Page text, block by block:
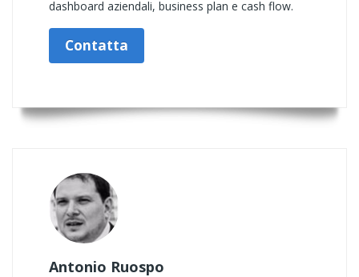
dashboard aziendali, business plan e cash flow.
Contatta
Antonio Ruospo